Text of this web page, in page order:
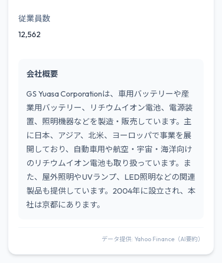
従業員数
12,562
会社概要
GS Yuasa Corporationは、車用バッテリーや産
業用バッテリー、リチウムイオン電池、電源装
置、照明機器などを製造・販売しています。主
に日本、アジア、北米、ヨーロッパで事業を展
開しており、自動車用や航空・宇宙・海洋向け
のリチウムイオン電池も取り扱っています。ま
た、屋外照明やUVランプ、LED照明などの関連
製品も提供しています。2004年に設立され、本
社は京都にあります。
データ提供: Yahoo Finance（AI要約）